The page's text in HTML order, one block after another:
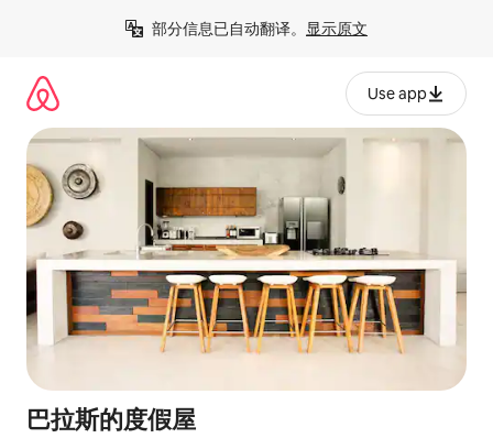
部分信息已自动翻译。 显示原文
Use app
巴拉斯的度假屋